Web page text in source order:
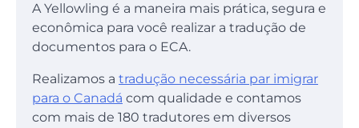
A Yellowling é a maneira mais prática, segura e
econômica para você realizar a tradução de
documentos para o ECA.
Realizamos a tradução necessária par imigrar
para o Canadá com qualidade e contamos
com mais de 180 tradutores em diversos